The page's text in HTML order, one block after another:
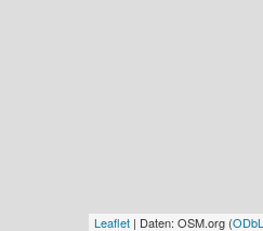
Leaflet | Daten: OSM.org (ODbL